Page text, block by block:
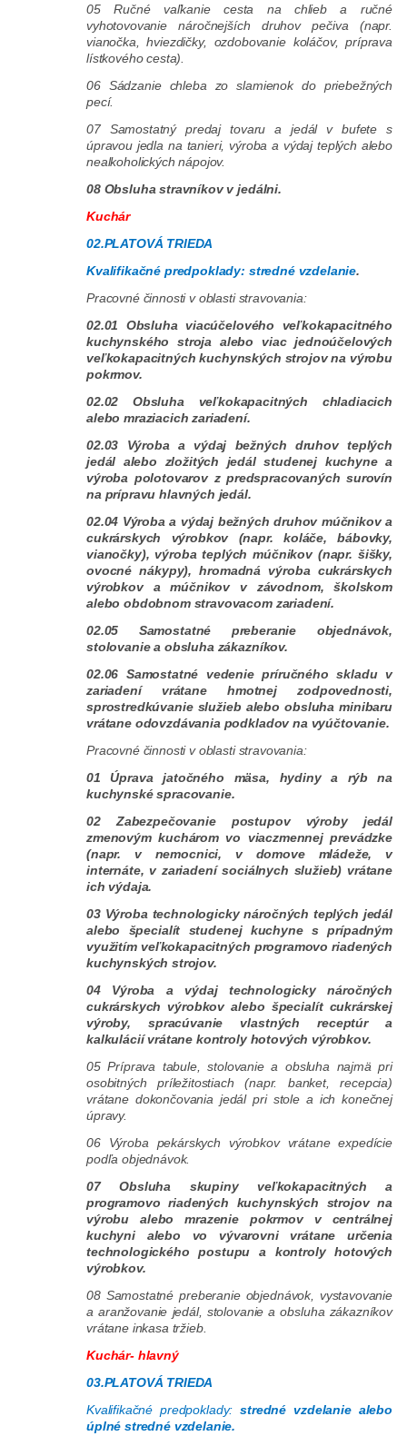
05 Ručné vaľkanie cesta na chlieb a ručné
vyhotovovanie náročnejších druhov pečiva (napr.
vianočka, hviezdičky, ozdobovanie koláčov, príprava
lístkového cesta).
06 Sádzanie chleba zo slamienok do priebežných
pecí.
07 Samostatný predaj tovaru a jedál v bufete s
úpravou jedla na tanieri, výroba a výdaj teplých alebo
nealkoholických nápojov.
08 Obsluha stravníkov v jedálni.
Kuchár
02.PLATOVÁ TRIEDA
Kvalifikačné predpoklady: stredné vzdelanie.
Pracovné činnosti v oblasti stravovania:
02.01 Obsluha viacúčelového veľkokapacitného
kuchynského stroja alebo viac jednoúčelových
veľkokapacitných kuchynských strojov na výrobu
pokrmov.
02.02 Obsluha veľkokapacitných chladiacich
alebo mraziacich zariadení.
02.03 Výroba a výdaj bežných druhov teplých
jedál alebo zložitých jedál studenej kuchyne a
výroba polotovarov z predspracovaných surovín
na prípravu hlavných jedál.
02.04 Výroba a výdaj bežných druhov múčnikov a
cukrárskych výrobkov (napr. koláče, bábovky,
vianočky), výroba teplých múčnikov (napr. šišky,
ovocné nákypy), hromadná výroba cukrárskych
výrobkov a múčnikov v závodnom, školskom
alebo obdobnom stravovacom zariadení.
02.05 Samostatné preberanie objednávok,
stolovanie a obsluha zákazníkov.
02.06 Samostatné vedenie príručného skladu v
zariadení vrátane hmotnej zodpovednosti,
sprostredkúvanie služieb alebo obsluha minibaru
vrátane odovzdávania podkladov na vyúčtovanie.
Pracovné činnosti v oblasti stravovania:
01 Úprava jatočného mäsa, hydiny a rýb na
kuchynské spracovanie.
02 Zabezpečovanie postupov výroby jedál
zmenovým kuchárom vo viaczmennej prevádzke
(napr. v nemocnici, v domove mládeže, v
internáte, v zariadení sociálnych služieb) vrátane
ich výdaja.
03 Výroba technologicky náročných teplých jedál
alebo špecialít studenej kuchyne s prípadným
využitím veľkokapacitných programovo riadených
kuchynských strojov.
04 Výroba a výdaj technologicky náročných
cukrárskych výrobkov alebo špecialít cukrárskej
výroby, spracúvanie vlastných receptúr a
kalkulácií vrátane kontroly hotových výrobkov.
05 Príprava tabule, stolovanie a obsluha najmä pri
osobitných príležitostiach (napr. banket, recepcia)
vrátane dokončovania jedál pri stole a ich konečnej
úpravy.
06 Výroba pekárskych výrobkov vrátane expedície
podľa objednávok.
07 Obsluha skupiny veľkokapacitných a
programovo riadených kuchynských strojov na
výrobu alebo mrazenie pokrmov v centrálnej
kuchyni alebo vo vývarovni vrátane určenia
technologického postupu a kontroly hotových
výrobkov.
08 Samostatné preberanie objednávok, vystavovanie
a aranžovanie jedál, stolovanie a obsluha zákazníkov
vrátane inkasa tržieb.
Kuchár- hlavný
03.PLATOVÁ TRIEDA
Kvalifikačné predpoklady: stredné vzdelanie alebo
úplné stredné vzdelanie.